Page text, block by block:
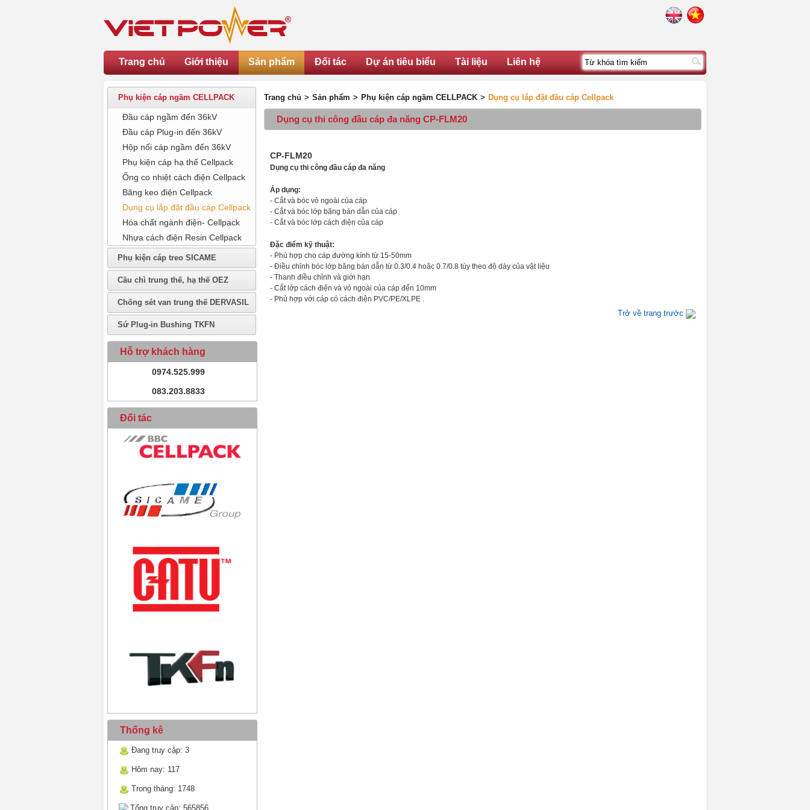
Trang chủ Giới thiệu Sản phẩm Đối tác Dự án tiêu biểu Tài liệu Liên hệ
Phụ kiện cáp ngầm CELLPACK
Đầu cáp ngầm đến 36kV
Đầu cáp Plug-in đến 36kV
Hộp nối cáp ngầm đến 36kV
Phụ kiện cáp hạ thế Cellpack
Ống co nhiệt cách điện Cellpack
Băng keo điện Cellpack
Dụng cụ lắp đặt đầu cáp Cellpack
Hóa chất ngành điện- Cellpack
Nhựa cách điện Resin Cellpack
Phụ kiện cáp treo SICAME
Cầu chì trung thế, hạ thế OEZ
Chống sét van trung thế DERVASIL
Sứ Plug-in Bushing TKFN
Hỗ trợ khách hàng
0974.525.999
083.203.8833
Đối tác
Thống kê
Đang truy cập: 3
Hôm nay: 117
Trong tháng: 1748
Tổng truy cập: 565856
Trang chủ > Sản phẩm > Phụ kiện cáp ngầm CELLPACK > Dụng cụ lắp đặt đầu cáp Cellpack
Dụng cụ thi công đầu cáp đa năng CP-FLM20
CP-FLM20
Dụng cụ thi công đầu cáp đa năng
Áp dụng:
- Cắt và bóc vỏ ngoài của cáp
- Cắt và bóc lớp băng bán dẫn của cáp
- Cắt và bóc lớp cách điện của cáp
Đặc điểm kỹ thuật:
- Phù hợp cho cáp đường kính từ 15-50mm
- Điều chỉnh bóc lớp băng bán dẫn từ 0.3/0.4 hoặc 0.7/0.8 tùy theo độ dày của vật liệu
- Thanh điều chỉnh và giới hạn
- Cắt lớp cách điện và vỏ ngoài của cáp đến 10mm
- Phù hợp với cáp có cách điện PVC/PE/XLPE .
Trở về trang trước